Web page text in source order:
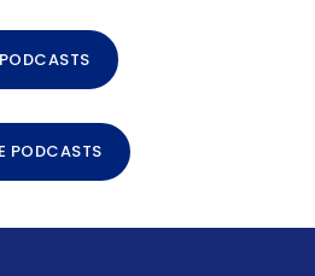
PODCASTS